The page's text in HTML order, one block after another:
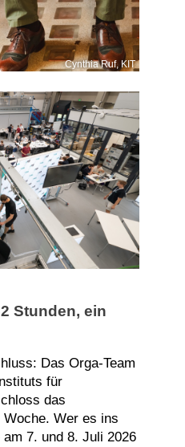
Cynthia Ruf, KIT
Stunden, ein
Das Orga-Team
für
das
Wer es ins
7. und 8. Juli 2026